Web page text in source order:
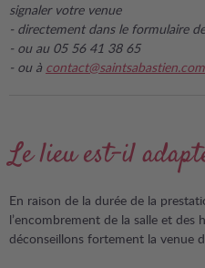
signaler votre venue
- directement dans le formulaire
- ou au 05 56 41 38 65
- ou à contact@saintsabastien.com
Le lieu est-il
En raison de la durée de la
l’encombrement de la salle et des
déconseillons fortement la venue